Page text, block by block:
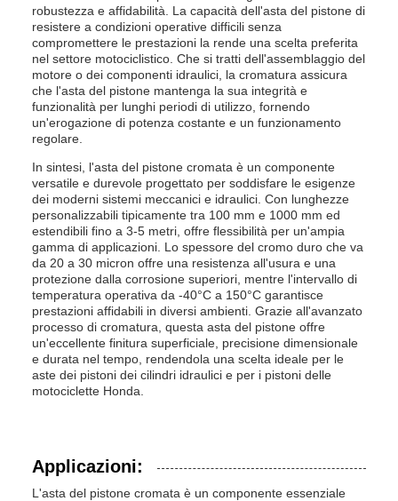
robustezza e affidabilità. La capacità dell'asta del pistone di
resistere a condizioni operative difficili senza
compromettere le prestazioni la rende una scelta preferita
nel settore motociclistico. Che si tratti dell'assemblaggio del
motore o dei componenti idraulici, la cromatura assicura
che l'asta del pistone mantenga la sua integrità e
funzionalità per lunghi periodi di utilizzo, fornendo
un'erogazione di potenza costante e un funzionamento
regolare.
In sintesi, l'asta del pistone cromata è un componente
versatile e durevole progettato per soddisfare le esigenze
dei moderni sistemi meccanici e idraulici. Con lunghezze
personalizzabili tipicamente tra 100 mm e 1000 mm ed
estendibili fino a 3-5 metri, offre flessibilità per un'ampia
gamma di applicazioni. Lo spessore del cromo duro che va
da 20 a 30 micron offre una resistenza all'usura e una
protezione dalla corrosione superiori, mentre l'intervallo di
temperatura operativa da -40°C a 150°C garantisce
prestazioni affidabili in diversi ambienti. Grazie all'avanzato
processo di cromatura, questa asta del pistone offre
un'eccellente finitura superficiale, precisione dimensionale
e durata nel tempo, rendendola una scelta ideale per le
aste dei pistoni dei cilindri idraulici e per i pistoni delle
motociclette Honda.
Applicazioni:
L'asta del pistone cromata è un componente essenziale